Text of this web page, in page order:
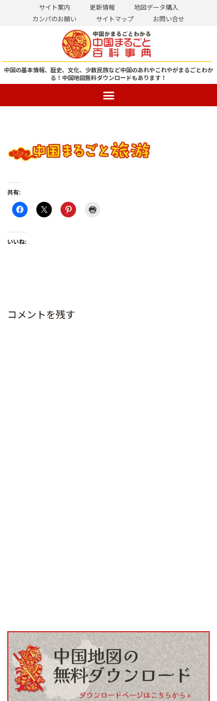
ン
ツ
ス
プ
サイト案内 更新情報
地図データ購入
カンパのお願い
サイトマップ お問い合せ
中国の基本情報、歴史、文化、少数民族など中国のあれやこれやがまるごとわか
る！ 中国地図無料ダウンロードもあります！
共有:
いいね:
コメントを残す